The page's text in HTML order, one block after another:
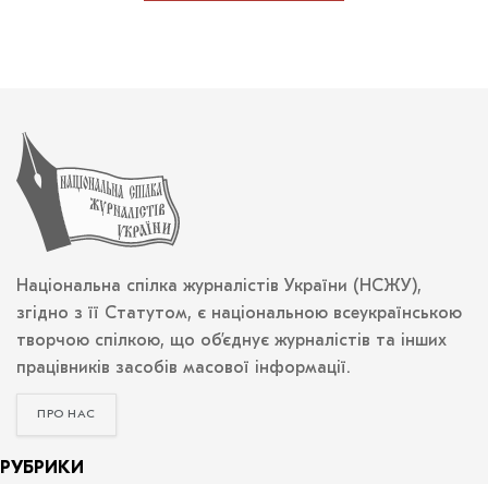
Національна спілка журналістів України (НСЖУ),
згідно з її Статутом, є національною всеукраїнською
творчою спілкою, що об’єднує журналістів та інших
працівників засобів масової інформації.
ПРО НАС
РУБРИКИ